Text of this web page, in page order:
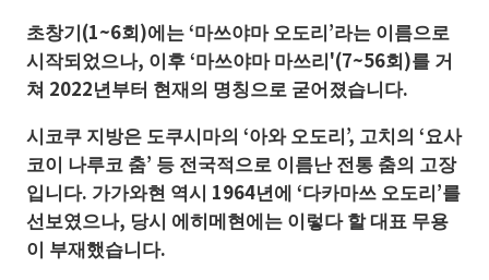
초창기(1~6회)에는 ‘마쓰야마 오도리’라는 이름으로
시작되었으나, 이후 ‘마쓰야마 마쓰리'(7~56회)를 거
쳐 2022년부터 현재의 명칭으로 굳어졌습니다.
시코쿠 지방은 도쿠시마의 ‘아와 오도리’, 고치의 ‘요사
코이 나루코 춤’ 등 전국적으로 이름난 전통 춤의 고장
입니다. 가가와현 역시 1964년에 ‘다카마쓰 오도리’를
선보였으나, 당시 에히메현에는 이렇다 할 대표 무용
이 부재했습니다.